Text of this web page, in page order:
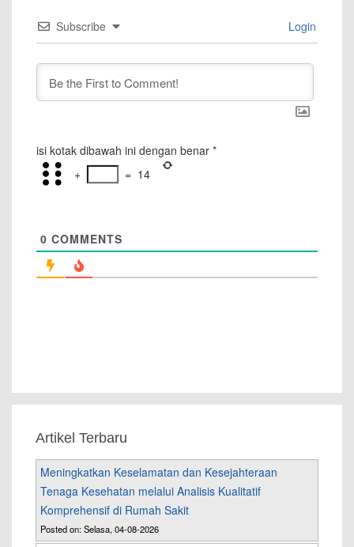
Subscribe Login
isi kotak dibawah ini dengan benar *
+
= 14
0 COMMENTS
Artikel Terbaru
Meningkatkan Keselamatan dan Kesejahteraan
Tenaga Kesehatan melalui Analisis Kualitatif
Komprehensif di Rumah Sakit
Posted on: Selasa, 04-08-2026